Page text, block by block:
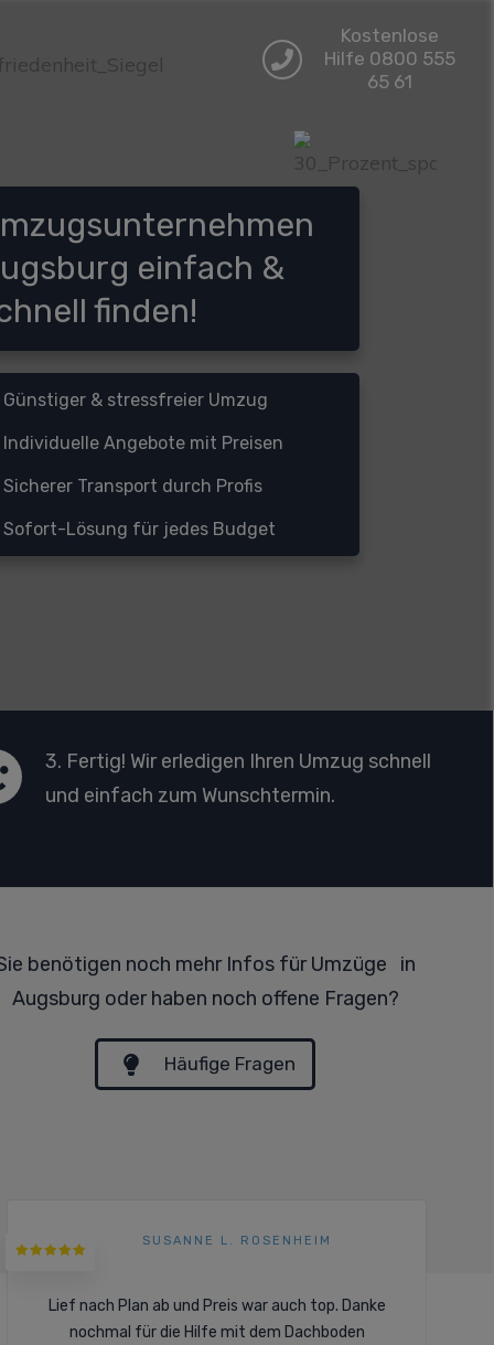
Kostenlose
Hilfe 0800 555
65 61
einfach &
finden!
Günstiger & stressfreier Umzug
Individuelle Angebote mit Preisen
Sicherer Transport durch Profis
Sofort-Lösung für jedes Budget
3. Fertig! Wir erledigen Ihren Umzug schnell
und einfach zum Wunschtermin.
benötigen noch mehr Infos für Umzüge in
Augsburg oder haben noch offene Fragen?
Häufige Fragen
SUSANNE L. ROSENHEIM
Lief nach Plan ab und Preis war auch top. Danke
nochmal für die Hilfe mit dem Dachboden